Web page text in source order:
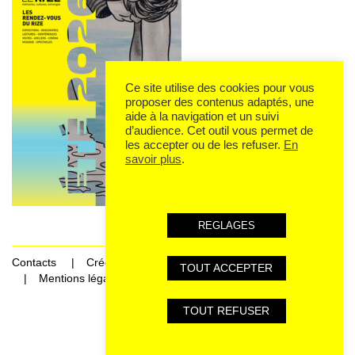
Contacts
Crédits
Mentions légales et données personnelles
Ce site utilise des cookies pour vous
proposer des contenus adaptés, une
aide à la navigation et un suivi
d’audience. Cet outil vous permet de
les accepter ou de les refuser. En
savoir plus.
REGLAGES
TOUT ACCEPTER
TOUT REFUSER